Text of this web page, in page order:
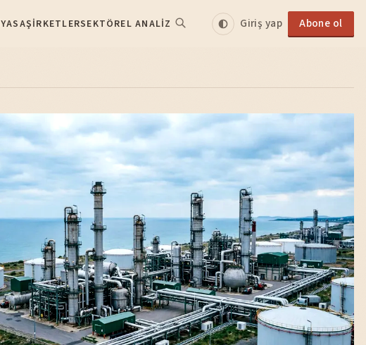
ŞIRKETLERSEKTÖREL ANALIZ Giriş yap Abone ol